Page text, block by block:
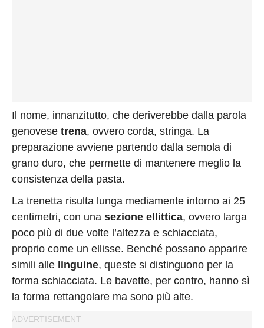
Il nome, innanzitutto, che deriverebbe dalla parola
genovese trena, ovvero corda, stringa. La
preparazione avviene partendo dalla semola di
grano duro, che permette di mantenere meglio la
consistenza della pasta.
La trenetta risulta lunga mediamente intorno ai 25
centimetri, con una sezione ellittica, ovvero larga
poco più di due volte l’altezza e schiacciata,
proprio come un ellisse. Benché possano apparire
simili alle linguine, queste si distinguono per la
forma schiacciata. Le bavette, per contro, hanno sì
la forma rettangolare ma sono più alte.